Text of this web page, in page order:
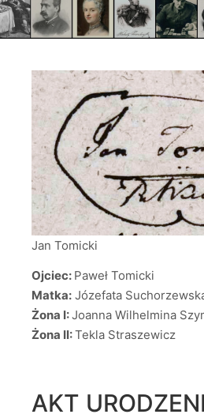
Jan Tomicki
Ojciec: Paweł Tomicki
Matka: Józefata
Żona I:Joanna Wilhelmina
Żona II:Tekla Straszewicz
AKT